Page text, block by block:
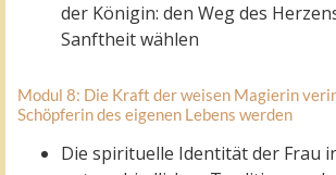
der Königin: den Weg des
Sanftheit wählen
Modul 8: Die Kraft der weisen Magierin
Schöpferin des eigenen Lebens werden
Die spirituelle Identität der Frau